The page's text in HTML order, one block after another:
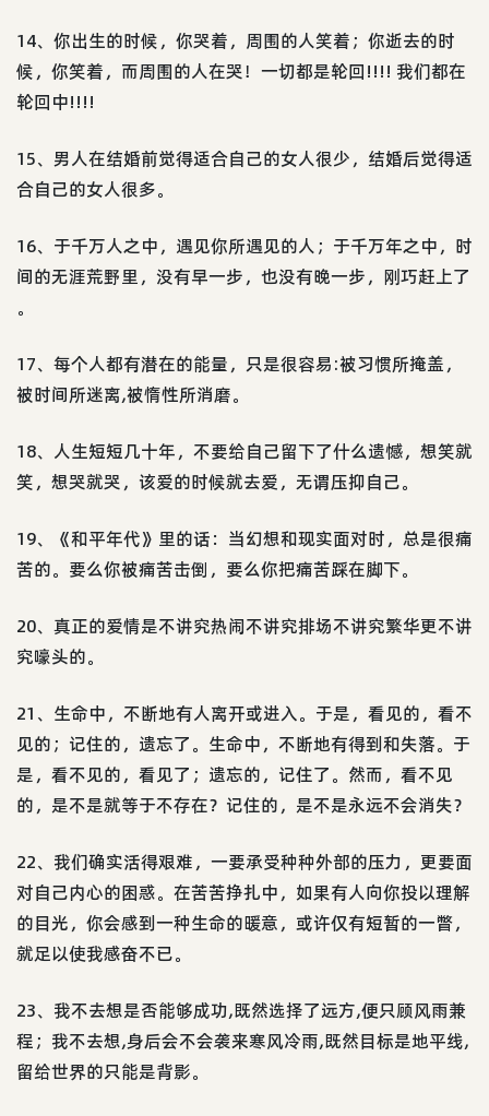
14、你出生的时候，你哭着，周围的人笑着；你逝去的时
候，你笑着，而周围的人在哭！一切都是轮回!!!! 我们都在
轮回中!!!!
15、男人在结婚前觉得适合自己的女人很少，结婚后觉得适
合自己的女人很多。
16、于千万人之中，遇见你所遇见的人；于千万年之中，时
间的无涯荒野里，没有早一步，也没有晚一步，刚巧赶上了
。
17、每个人都有潜在的能量，只是很容易:被习惯所掩盖，
被时间所迷离,被惰性所消磨。
18、人生短短几十年，不要给自己留下了什么遗憾，想笑就
笑，想哭就哭，该爱的时候就去爱，无谓压抑自己。
19、《和平年代》里的话：当幻想和现实面对时，总是很痛
苦的。要么你被痛苦击倒，要么你把痛苦踩在脚下。
20、真正的爱情是不讲究热闹不讲究排场不讲究繁华更不讲
究嚎头的。
21、生命中，不断地有人离开或进入。于是，看见的，看不
见的；记住的，遗忘了。生命中，不断地有得到和失落。于
是，看不见的，看见了；遗忘的，记住了。然而，看不见
的，是不是就等于不存在？记住的，是不是永远不会消失？
22、我们确实活得艰难，一要承受种种外部的压力，更要面
对自己内心的困惑。在苦苦挣扎中，如果有人向你投以理解
的目光，你会感到一种生命的暖意，或许仅有短暂的一瞥，
就足以使我感奋不已。
23、我不去想是否能够成功,既然选择了远方,便只顾风雨兼
程；我不去想,身后会不会袭来寒风冷雨,既然目标是地平线,
留给世界的只能是背影。